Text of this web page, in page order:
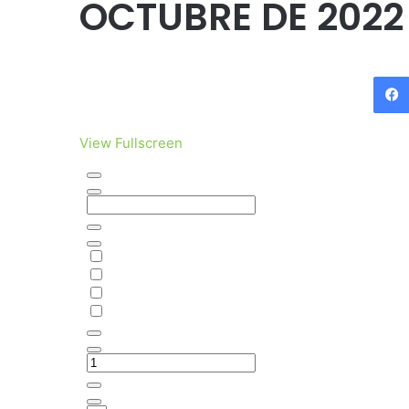
OCTUBRE DE 2022
View Fullscreen
al
contenido
del
PDF